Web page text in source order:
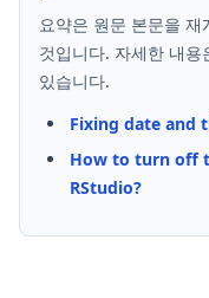
요약은 원문 본문을
것입니다. 자세한 내
있습니다.
Fixing date and
How to turn off
RStudio?